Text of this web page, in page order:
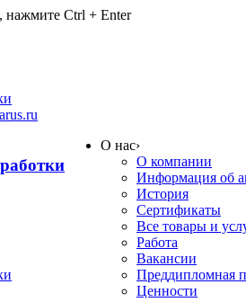
нажмите Ctrl + Enter
О нас›
О компании
Информация об
История
Сертификаты
Все товары и
Работа
Вакансии
Преддипломная
Ценности